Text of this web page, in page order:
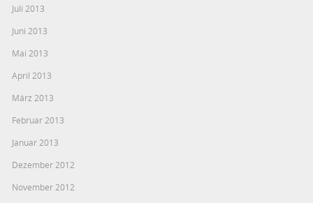
Juli 2013
Juni 2013
Mai 2013
April 2013
März 2013
Februar 2013
Januar 2013
Dezember 2012
November 2012